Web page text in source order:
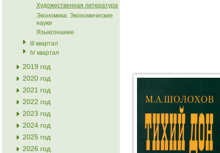
Художественная литература
Экономика. Экономические
науки
Языкознание
III квартал
IV квартал
2019 год
2020 год
2021 год
2022 год
2023 год
2024 год
2025 год
2026 год